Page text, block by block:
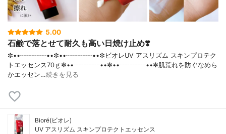
5.00
石鹸で落とせて耐久も高い日焼け止め❣️
✼••┈┈┈┈••✼••┈┈┈┈••✼ビオレUV アスリズム スキンプロテク
トエッセンス70ｇ✼••┈┈┈┈••✼••┈┈┈┈••✼肌荒れを防ぐなめら
かエッセン…続きを見る
Bioré(ビオレ)
UV アスリズム スキンプロテクトエッセンス